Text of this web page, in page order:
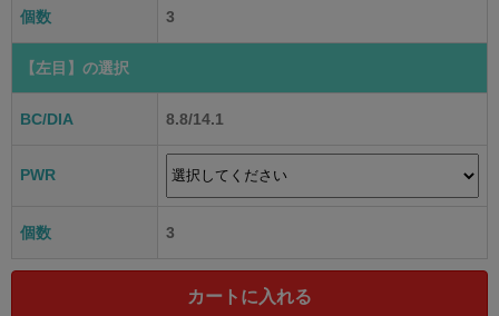
個数 3
【左目】 の選択
BC/DIA 8.8/14.1
PWR
個数 3